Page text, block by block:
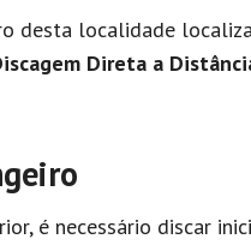
desta localidade
Direta a
é necessário discar